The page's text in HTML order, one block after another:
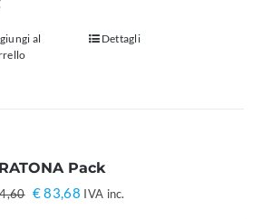
al
Dettagli
Pack
Il
€83,68 Il
IVA inc.